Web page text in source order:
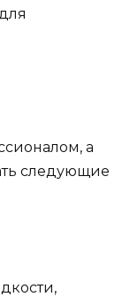
а
следующие